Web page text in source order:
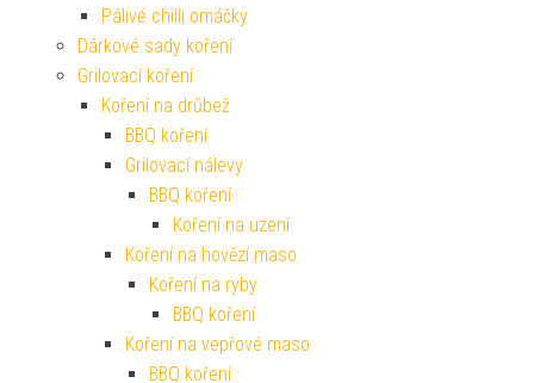
Pálivé chilli omáčky
Dárkové sady koření
Grilovací koření
Koření na drůbež
BBQ koření
Grilovací nálevy
BBQ koření
Koření na uzení
Koření na hovězí maso
Koření na ryby
BBQ koření
Koření na vepřové maso
BBQ koření